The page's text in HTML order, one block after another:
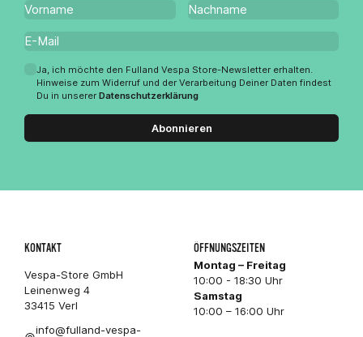
Ja, ich möchte den Fulland Vespa Store-Newsletter erhalten.
Hinweise zum Widerruf und der Verarbeitung Deiner Daten findest
Du in unserer Datenschutzerklärung
Abonnieren
KONTAKT
Vespa-Store GmbH
Leinenweg 4
33415 Verl
info@fulland-vespa-
ÖFFNUNGSZEITEN
Montag – Freitag
10:00 - 18:30 Uhr
Samstag
10:00 – 16:00 Uhr